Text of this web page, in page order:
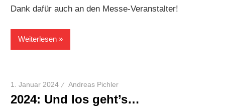
Dank dafür auch an den Messe-Veranstalter!
Weiterlesen
1. Januar 2024 Andreas Pichler
2024: Und los geht’s…